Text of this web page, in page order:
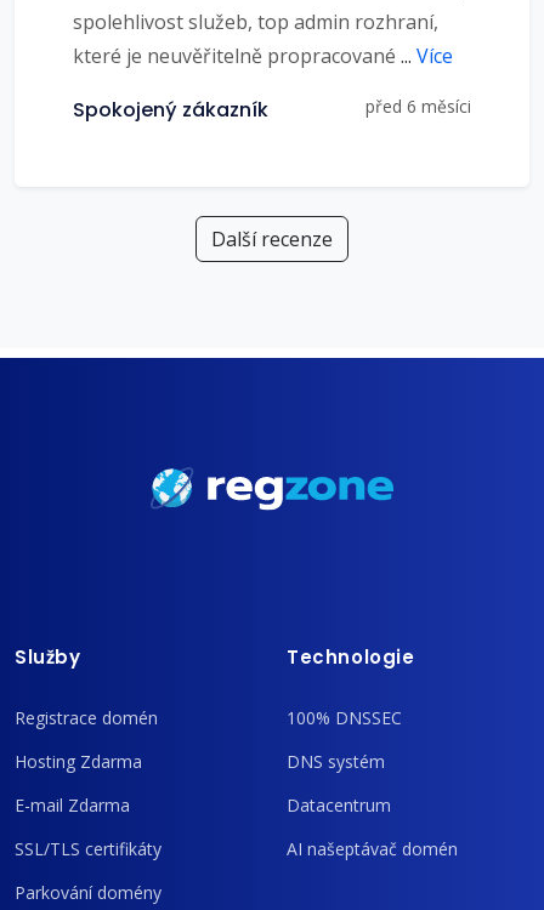
spolehlivost služeb, top admin rozhraní,
které je neuvěřitelně propracované ... Více
Spokojený zákazník před 6 měsíci
Další recenze
Služby
Registrace domén
Hosting Zdarma
E-mail Zdarma
SSL/TLS certifikáty
Parkování domény
Technologie
100% DNSSEC
DNS systém
Datacentrum
AI našeptávač domén